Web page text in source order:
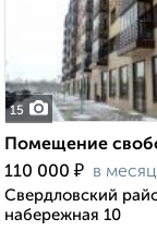
15
Помещение
110 000 ₽ в месяц
Свердловский
набережная 10